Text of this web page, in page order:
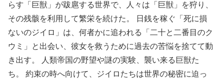
らす「巨獣」が跋扈する世界で、人々は「巨獣」を狩り、
その残骸を利用して繁栄を続けた。 日銭を稼ぐ「死に損
ないのジイロ」は、何者かに追われる「二十と二番目のク
ウミ」と出会い、彼女を救うために過去の苦悩を捨てて動
き出す。 人類帝国の野望や謎の実験、襲い来る巨獣た
ち。 約束の時へ向けて、ジイロたちは世界の秘密に迫っ